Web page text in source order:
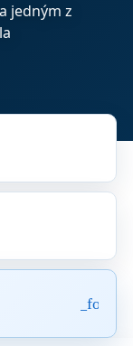
jedným z